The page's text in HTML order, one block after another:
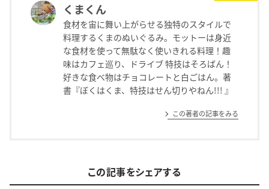
くまくん
食材を宙に舞い上がらせる独特のスタイルで
料理するくまのぬいぐるみ。モットーは身近
な食材を使って無駄なく使いきれる料理！趣
味はカフェ巡り、ドライブ 特技はそろばん！
好きな食べ物はチョコレートと白ごはん。著
書『ぼくはくま、特技はせん切りやねん!!! 』
この著者の記事をみる
この記事をシェアする